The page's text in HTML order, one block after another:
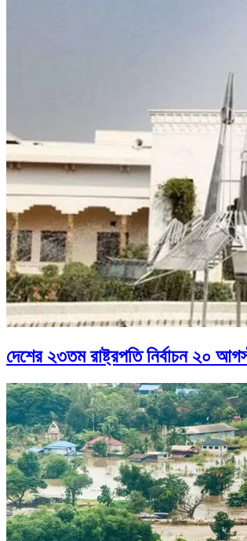
দেশের ২৩তম রাষ্ট্রপতি নির্বাচন ২০